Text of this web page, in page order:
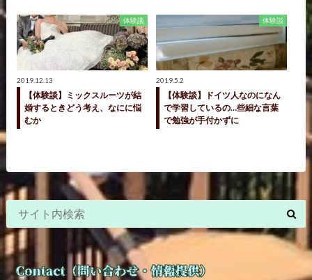
体験談
2019.12.13
【体験談】ミックスルーツが結
婚するときどう考え、なにに悩
むか
体験談
2019.5.2
【体験談】ドイツ人なのになん
で学習しているの…些細な言葉
で勉強が手付かずに